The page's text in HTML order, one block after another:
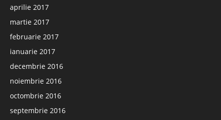
aprilie 2017
martie 2017
februarie 2017
ianuarie 2017
decembrie 2016
noiembrie 2016
octombrie 2016
septembrie 2016